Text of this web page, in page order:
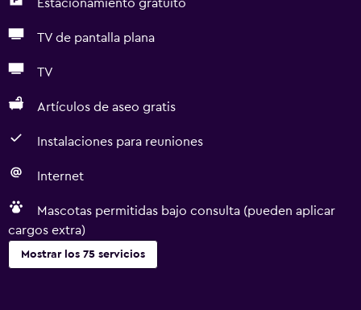
Estacionamiento gratuito
TV de pantalla plana
TV
Artículos de aseo gratis
Instalaciones para reuniones
Internet
Mascotas permitidas bajo consulta (pueden aplicar
cargos extra)
Mostrar los 75 servicios